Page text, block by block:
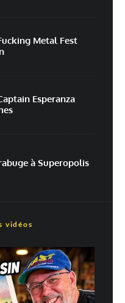
par e-mail.
e-mail.
Metal Fest
Esperanza
à Superopolis
vidéos